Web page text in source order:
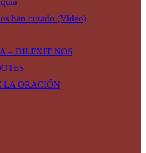
han curado (Vídeo)
– DILEXIT NOS
LA ORACIÓN